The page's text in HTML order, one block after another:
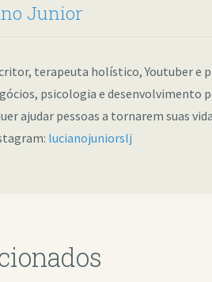
Junior
terapeuta holístico, Youtuber e
psicologia e desenvolvimento
ajudar pessoas a tornarem suas
lucianojuniorslj